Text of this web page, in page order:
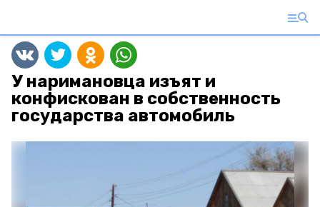
У наримановца изъят и
конфискован в собственность
государства автомобиль